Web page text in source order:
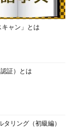
から値を取り出す処
ト」というタイ
て、JSONやXML
とが、Webインタ
た。
キャン」とは
証）とは
リング（初級編）